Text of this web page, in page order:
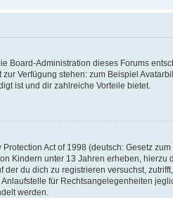
Board-Administration dieses Forums
Verfügung stehen: zum Beispiel
ist und dir zahlreiche Vorteile bietet.
Act of 1998 (deutsch: Gesetz
Kindern unter 13 Jahren erheben,
du dich zu registrieren versuchst,
für Rechtsangelegenheiten
werden.